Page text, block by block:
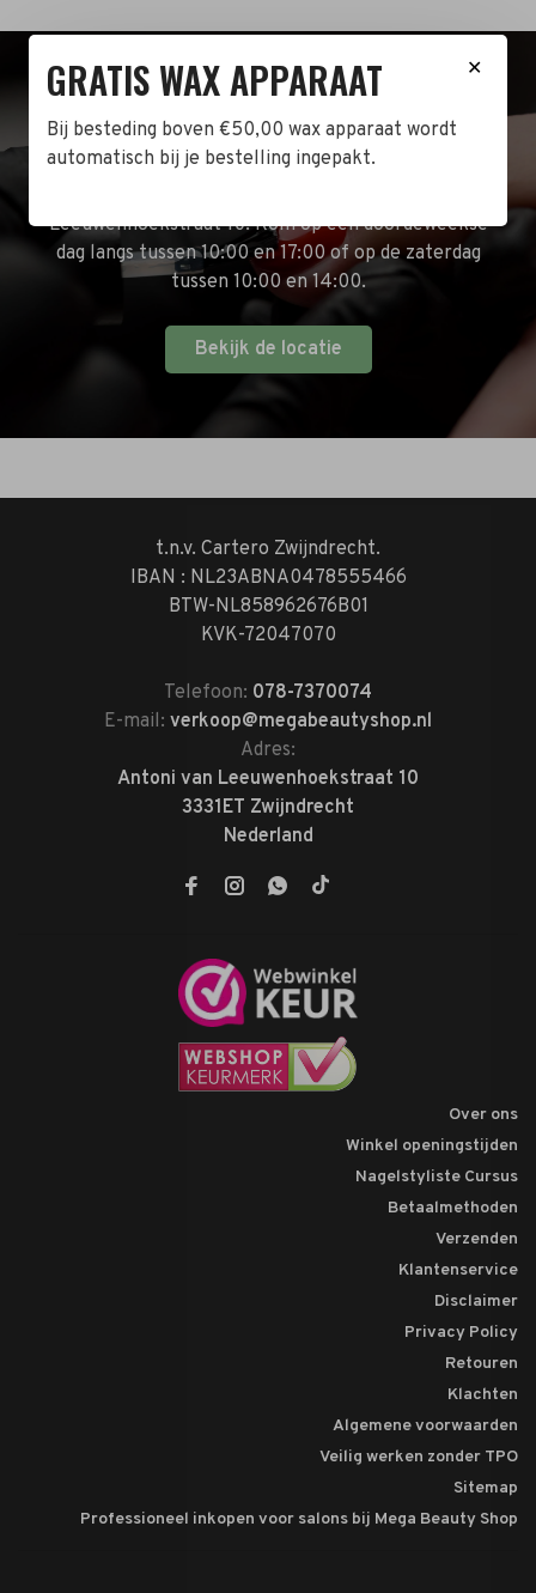
BEZOEK DE WINKEL!
Naast de online shop hebben wij ook een fysieke
Leeuwenhoekstraat 10. Kom op een doordeweekse
dag langs tussen 10:00 en 17:00 of op de zaterdag
tussen 10:00 en 14:00.
Bekijk de locatie
t.n.v. Cartero Zwijndrecht.
IBAN : NL23ABNA0478555466
BTW-NL858962676B01
KVK-72047070
Telefoon: 078-7370074
E-mail: verkoop@megabeautyshop.nl
Adres:
Antoni van Leeuwenhoekstraat 10
3331ET Zwijndrecht
Nederland
Over ons
Winkel openingstijden
Nagelstyliste Cursus
Betaalmethoden
Verzenden
Klantenservice
Disclaimer
Privacy Policy
Retouren
Klachten
Algemene voorwaarden
Veilig werken zonder TPO
Sitemap
Professioneel inkopen voor salons bij Mega Beauty Shop
✕
GRATIS WAX APPARAAT
Bij besteding boven €50,00 wax apparaat wordt
automatisch bij je bestelling ingepakt.